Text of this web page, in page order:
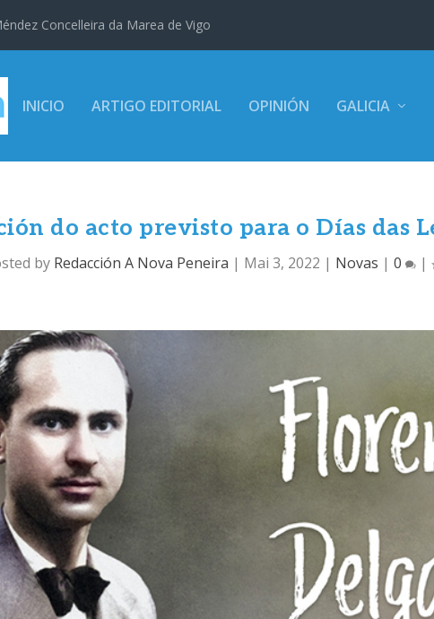
Concelleira da Marea de Vigo
INICIO ARTIGO EDITORIAL OPINIÓN GALICIA
do acto previsto para o Días das
by Redacción A Nova Peneira | Mai 3, 2022 | Novas |0 |